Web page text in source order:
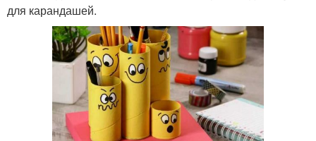
для карандашей.